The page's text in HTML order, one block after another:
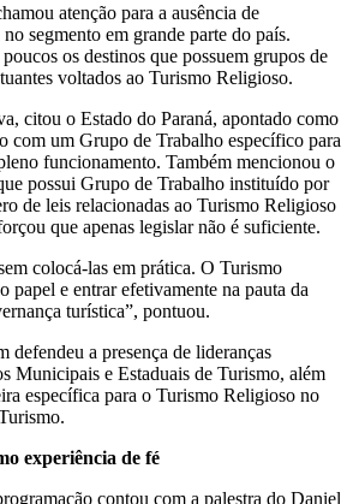
atenção para a ausência de
segmento em grande parte do país.
os destinos que possuem grupos de
voltados ao Turismo Religioso.
citou o Estado do Paraná, apontado como
com um Grupo de Trabalho específico para
funcionamento. Também mencionou o
possui Grupo de Trabalho instituído por
de leis relacionadas ao Turismo Religioso
que apenas legislar não é suficiente.
colocá-las em prática. O Turismo
papel e entrar efetivamente na pauta da
turística”, pontuou.
defendeu a presença de lideranças
Municipais e Estaduais de Turismo, além
específica para o Turismo Religioso no
experiência de fé
contou com a palestra do Daniel